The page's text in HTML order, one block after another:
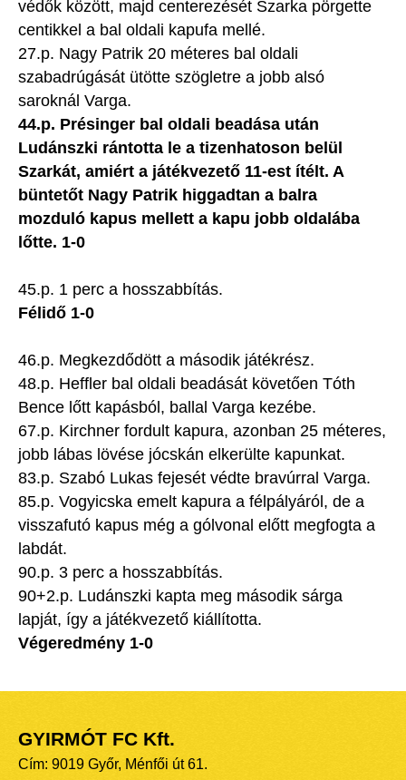
védők között, majd centerezését Szarka pörgette
centikkel a bal oldali kapufa mellé.
27.p. Nagy Patrik 20 méteres bal oldali
szabadrúgását ütötte szögletre a jobb alsó
saroknál Varga.
44.p. Présinger bal oldali beadása után
Ludánszki rántotta le a tizenhatoson belül
Szarkát, amiért a játékvezető 11-est ítélt. A
büntetőt Nagy Patrik higgadtan a balra
mozduló kapus mellett a kapu jobb oldalába
lőtte. 1-0
45.p. 1 perc a hosszabbítás.
Félidő 1-0
46.p. Megkezdődött a második játékrész.
48.p. Heffler bal oldali beadását követően Tóth
Bence lőtt kapásból, ballal Varga kezébe.
67.p. Kirchner fordult kapura, azonban 25 méteres,
jobb lábas lövése jócskán elkerülte kapunkat.
83.p. Szabó Lukas fejesét védte bravúrral Varga.
85.p. Vogyicska emelt kapura a félpályáról, de a
visszafutó kapus még a gólvonal előtt megfogta a
labdát.
90.p. 3 perc a hosszabbítás.
90+2.p. Ludánszki kapta meg második sárga
lapját, így a játékvezető kiállította.
Végeredmény 1-0
GYIRMÓT FC Kft.
Cím: 9019 Győr, Ménfői út 61.